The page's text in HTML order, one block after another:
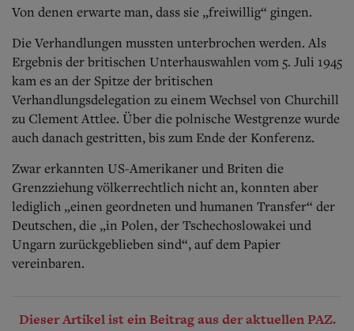
Von denen erwarte man, dass sie „freiwillig“ gingen.
Die Verhandlungen mussten unterbrochen werden. Als
Ergebnis der britischen Unterhauswahlen vom 5. Juli 1945
kam es an der Spitze der britischen
Verhandlungsdelegation zu einem Wechsel von Churchill
zu Clement Attlee. Über die polnische Westgrenze wurde
auch danach gestritten, bis zum Ende der Konferenz.
Zwar erkannten US-Amerikaner und Briten die
Grenzziehung völkerrechtlich nicht an, konnten aber
lediglich „einen geordneten und humanen Transfer“ der
Deutschen, die „in Polen, der Tschechoslowakei und
Ungarn zurückgeblieben sind“, auf dem Papier
vereinbaren.
Dieser Artikel ist ein Beitrag aus der aktuellen PAZ.